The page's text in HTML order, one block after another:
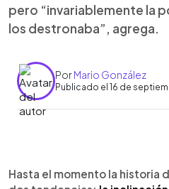
pero “invariablemente la
los destronaba”, agrega.
PorMario González
Publicado el 16 de
► Escuchar artículo
Hasta el momento la historia